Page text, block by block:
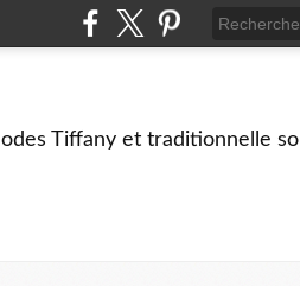
Tiffany et traditionnelle